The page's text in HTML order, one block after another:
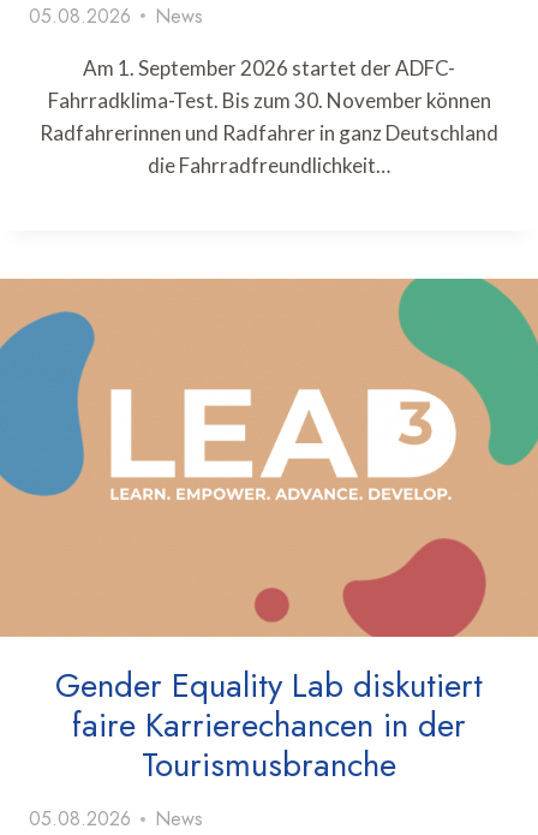
05.08.2026 News
Am 1. September 2026 startet der ADFC-
Fahrradklima-Test. Bis zum 30. November können
Radfahrerinnen und Radfahrer in ganz Deutschland
die Fahrradfreundlichkeit…
Gender Equality Lab diskutiert
faire Karrierechancen in der
Tourismusbranche
05.08.2026 News